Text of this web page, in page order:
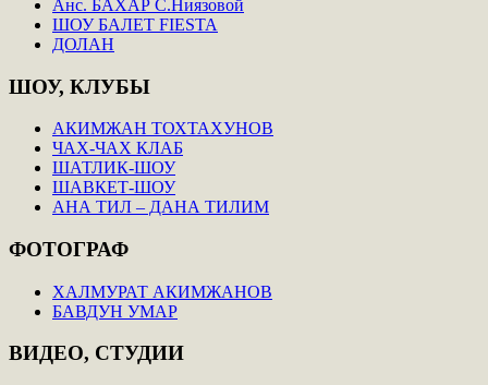
Анс. БАХАР С.Ниязовой
ШОУ БАЛЕТ FIESTA
ДОЛАН
ШОУ, КЛУБЫ
АКИМЖАН ТОХТАХУНОВ
ЧАХ-ЧАХ КЛАБ
ШАТЛИК-ШОУ
ШАВКЕТ-ШОУ
АНА ТИЛ – ДАНА ТИЛИМ
ФОТОГРАФ
ХАЛМУРАТ АКИМЖАНОВ
БАВДУН УМАР
ВИДЕО, СТУДИИ